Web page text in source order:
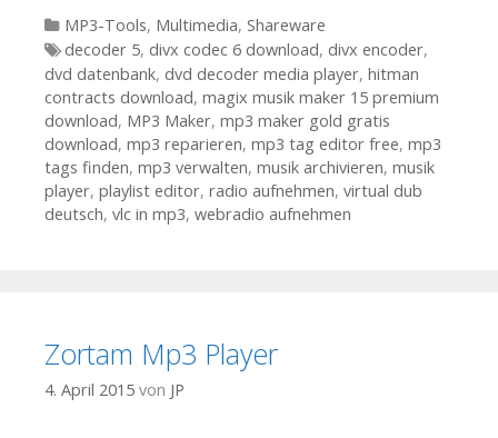
Kategorien
MP3-Tools, Multimedia, Shareware
Tags
decoder 5, divx codec 6 download, divx encoder,
dvd datenbank, dvd decoder media player, hitman
contracts download, magix musik maker 15 premium
download, MP3 Maker, mp3 maker gold gratis
download, mp3 reparieren, mp3 tag editor free, mp3
tags finden, mp3 verwalten, musik archivieren, musik
player, playlist editor, radio aufnehmen, virtual dub
deutsch, vlc in mp3, webradio aufnehmen
Zortam Mp3 Player
4. April 2015 von JP